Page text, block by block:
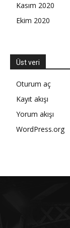
Kasım 2020
Ekim 2020
Üst veri
Oturum aç
Kayıt akışı
Yorum akışı
WordPress.org